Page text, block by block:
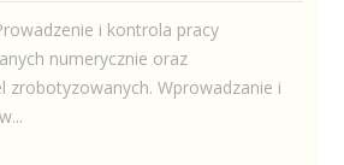
i kontrola pracy
numerycznie oraz
zrobotyzowanych. Wprowadzanie i